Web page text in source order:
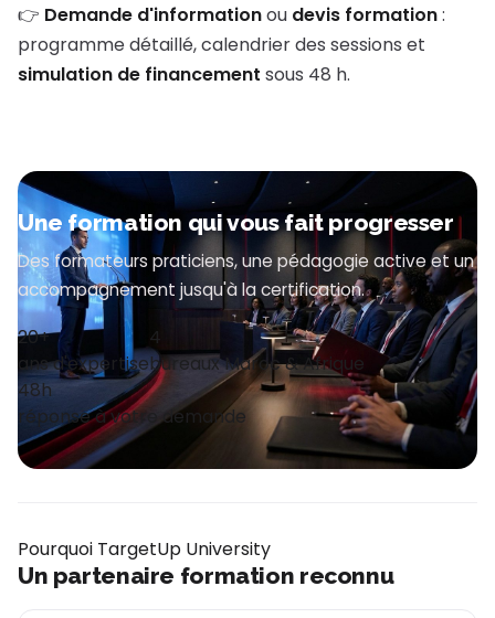
👉 Demande d'informationou devis formation:
programme détaillé, calendrier des sessions et
simulation de financement sous 48 h.
Une formation qui vous fait progresser
Des formateurs praticiens, une pédagogie active et un
accompagnement jusqu'à la certification.
20+
ans d'expertise
4
bureaux Maroc & Afrique
48h
réponse à votre demande
Pourquoi TargetUp University
Un partenaire formation reconnu